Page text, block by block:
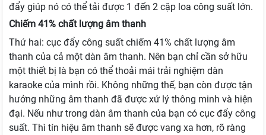
đẩy giúp nó có thể tải được 1 đến 2 cặp loa công suất lớn.
Chiếm 41% chất lượng âm thanh
Thứ hai: cục đẩy công suất chiếm 41% chất lượng âm
thanh của cả một dàn âm thanh. Nên bạn chỉ cần sở hữu
một thiết bị là bạn có thể thoải mái trải nghiệm dàn
karaoke của mình rồi. Không những thế, bạn còn được tận
hưởng những âm thanh đã được xử lý thông minh và hiện
đại. Nếu như trong dàn âm thanh của bạn có cục đẩy công
suất. Thì tín hiệu âm thanh sẽ được vang xa hơn, rõ ràng